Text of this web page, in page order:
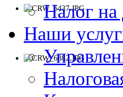
Налог на
Наши